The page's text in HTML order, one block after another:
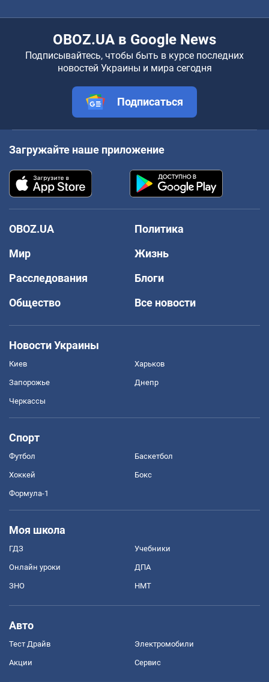
OBOZ.UA в Google News
Подписывайтесь, чтобы быть в курсе последних
новостей Украины и мира сегодня
Подписаться
Загружайте наше приложение
OBOZ.UA
Политика
Мир
Жизнь
Расследования
Блоги
Общество
Все новости
Новости Украины
Киев Харьков
Запорожье Днепр
Черкассы
Спорт
Футбол Баскетбол
Хоккей Бокс
Формула-1
Моя школа
ГДЗ Учебники
Онлайн уроки ДПА
ЗНО НМТ
Авто
Тест Драйв Электромобили
Акции Сервис